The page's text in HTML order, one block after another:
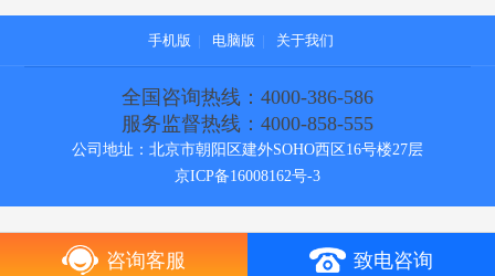
手机版 电脑版 关于我们
全国咨询热线：4000-386-586
服务监督热线：4000-858-555
公司地址：北京市朝阳区建外SOHO西区16号楼27层
京ICP备16008162号-3
咨询客服 致电咨询